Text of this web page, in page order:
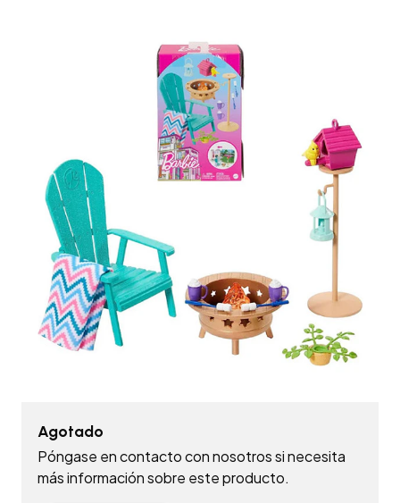
Agotado
Póngase en contacto con nosotros si necesita
más información sobre este producto.